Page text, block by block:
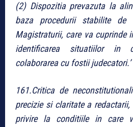
(2) Dispozitia prevazuta la
baza procedurii stabilite de
Magistraturii, care va cuprinde
identificarea situatiilor in
colaborarea cu fostii judecatori.’
161.Critica de
precizie si claritate a
privire la conditiile in care